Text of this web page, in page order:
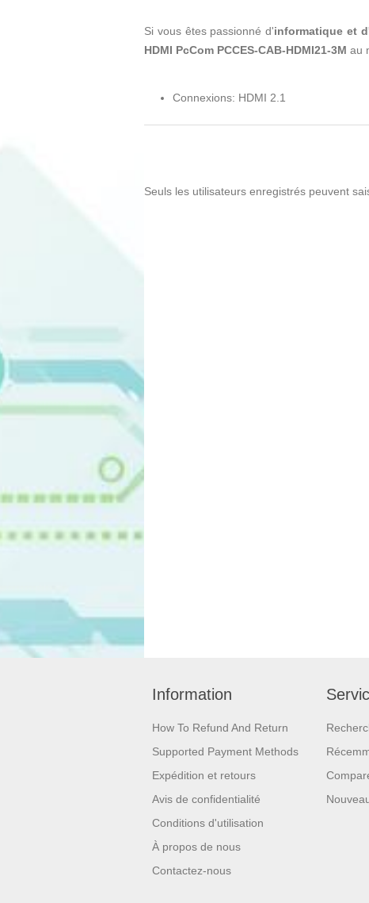
Si vous êtes passionné d'informatique et
HDMI PcCom PCCES-CAB-HDMI21-3M au
Connexions: HDMI 2.1
Seuls les utilisateurs enregistrés peuvent
Information
How To Refund And Return
Supported Payment Methods
Expédition et retours
Avis de confidentialité
Conditions d'utilisation
À propos de nous
Contactez-nous